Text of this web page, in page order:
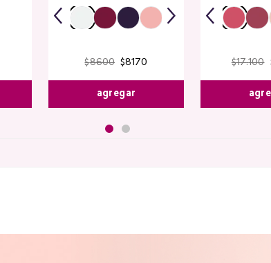
$8600 $8170
agregar
$17.100